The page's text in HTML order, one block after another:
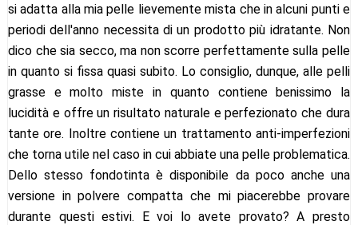
si adatta alla mia pelle lievemente mista che in alcuni punti e
periodi dell'anno necessita di un prodotto più idratante. Non
dico che sia secco, ma non scorre perfettamente sulla pelle
in quanto si fissa quasi subito. Lo consiglio, dunque, alle pelli
grasse e molto miste in quanto contiene benissimo la
lucidità e offre un risultato naturale e perfezionato che dura
tante ore. Inoltre contiene un trattamento anti-imperfezioni
che torna utile nel caso in cui abbiate una pelle problematica.
Dello stesso fondotinta è disponibile da poco anche una
versione in polvere compatta che mi piacerebbe provare
durante questi estivi. E voi lo avete provato? A presto